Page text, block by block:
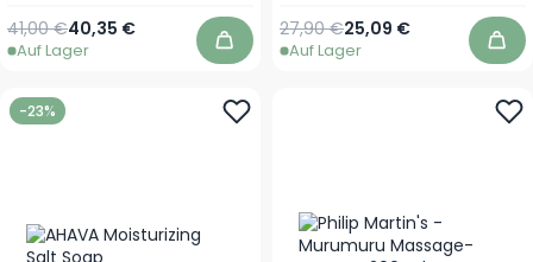
Sonderpreis
40,35 €
Regulärer Preis
41,00 €
Auf Lager In den Warenkorb
Sonderpreis
25,09 €
Regulärer Preis
27,90 €
Auf Lager In
-23%